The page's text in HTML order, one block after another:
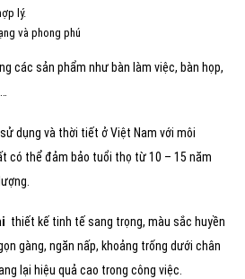
lý.
và phong phú
các sản phẩm như bàn làm việc, bàn họp,
dụng và thời tiết ở Việt Nam với môi
có thể đảm bảo tuổi thọ từ 10 – 15 năm
thiết kế tinh tế sang trọng, màu sắc huyền
gàng, ngăn nấp, khoảng trống dưới chân
lại hiệu quả cao trong công việc.